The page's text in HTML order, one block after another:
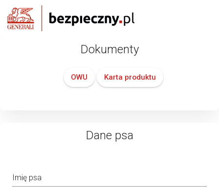
Dokumenty
OWU Karta produktu
Dane psa
Imię psa